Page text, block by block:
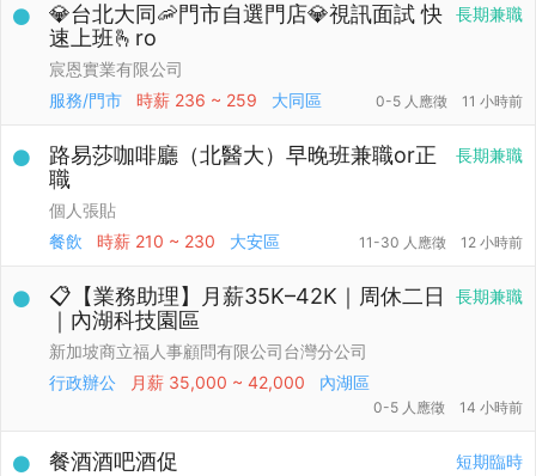
長期兼職
💎台北大同🦐門市自選門店💎視訊面試 快
速上班🫰ro
宸恩實業有限公司
服務/門市
時薪 236 ~ 259 大同區 0-5 人應徵 11 小時前
長期兼職
路易莎咖啡廳（北醫大）早晚班兼職or正
職
個人張貼
餐飲
時薪 210 ~ 230 大安區 11-30 人應徵 12 小時前
長期兼職
📋【業務助理】月薪35K–42K｜周休二日
｜內湖科技園區
新加坡商立福人事顧問有限公司台灣分公司
行政辦公
月薪 35,000 ~ 42,000 內湖區
0-5 人應徵 14 小時前
短期臨時
餐酒酒吧酒促